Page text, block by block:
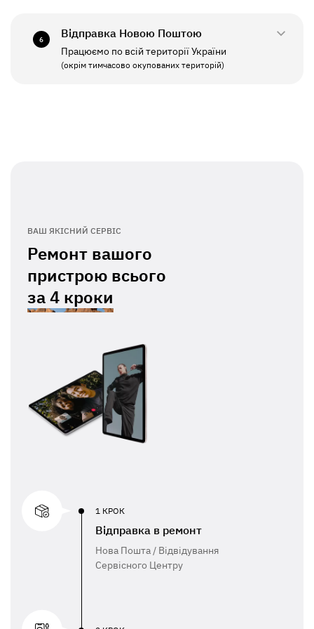
ПН - ПТ
СБ - НД
11:00 - 19:00
6 Відправка Новою Поштою
Працюємо по всій території України
(окрім тимчасово окупованих територій)
ВАШ ЯКІСНИЙ СЕРВІС
Ремонт вашого
пристрою всього
за4 кроки
1 КРОК
Відправка в ремонт
Нова Пошта / Відвідування
Сервісного Центру